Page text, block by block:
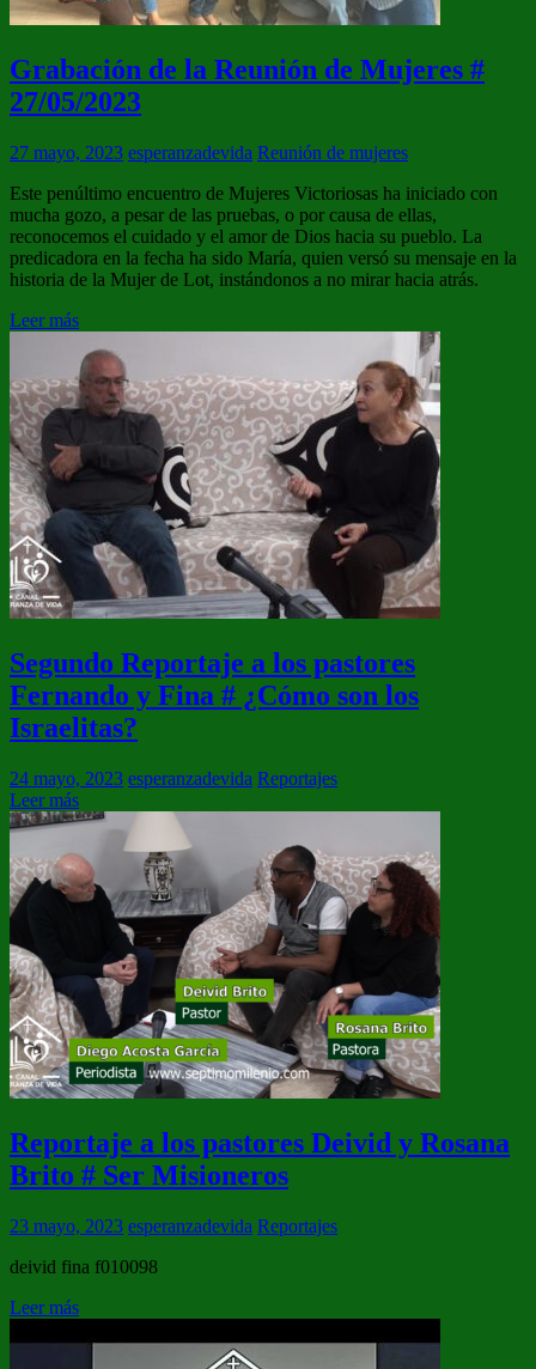
Grabación de la Reunión de Mujeres #
27/05/2023
27 mayo, 2023 esperanzadevida Reunión de mujeres
Este penúltimo encuentro de Mujeres Victoriosas ha iniciado con
mucha gozo, a pesar de las pruebas, o por causa de ellas,
reconocemos el cuidado y el amor de Dios hacia su pueblo. La
predicadora en la fecha ha sido María, quien versó su mensaje en la
historia de la Mujer de Lot, instándonos a no mirar hacia atrás.
Leer más
Segundo Reportaje a los pastores
Fernando y Fina # ¿Cómo son los
Israelitas?
24 mayo, 2023 esperanzadevida Reportajes
Leer más
Reportaje a los pastores Deivid y Rosana
Brito # Ser Misioneros
23 mayo, 2023 esperanzadevida Reportajes
deivid fina f010098
Leer más